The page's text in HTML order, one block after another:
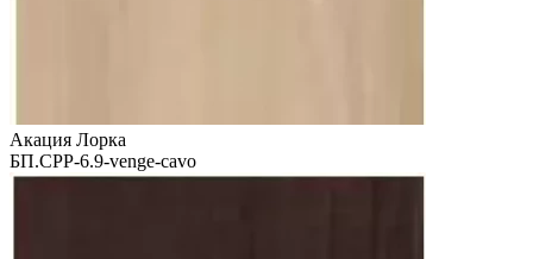
Акация Лорка
БП.СРР-6.9-venge-cavo